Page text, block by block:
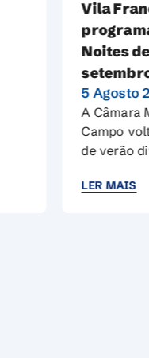
Vila Franca
Noites de
setembro
5 Agosto 2026
A Câmara
Campo volta a
de verão
LER MAIS